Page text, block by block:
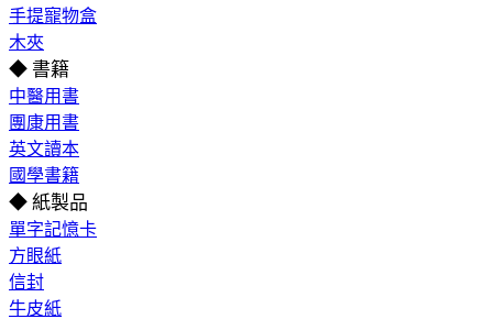
手提寵物盒
木夾
◆ 書籍
中醫用書
團康用書
英文讀本
國學書籍
◆ 紙製品
單字記憶卡
方眼紙
信封
牛皮紙